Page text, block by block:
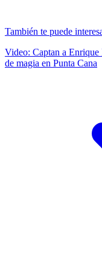
También te puede
Video: Captan a Enrique
de magia en Punta Cana